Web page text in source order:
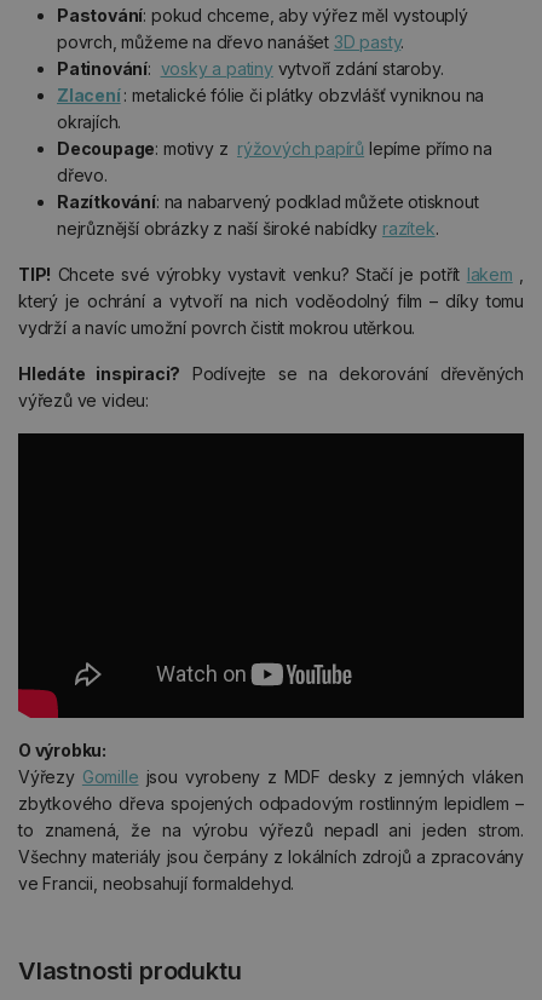
Pastování: pokud chceme, aby výřez měl vystouplý
povrch, můžeme na dřevo nanášet 3D pasty.
Patinování: vosky a patinyvytvoří zdání staroby.
Zlacení: metalické fólie či plátky obzvlášť vyniknou na
okrajích.
Decoupage: motivy z rýžových papírů lepíme přímo na
dřevo.
Razítkování: na nabarvený podklad můžete otisknout
nejrůznější obrázky z naší široké nabídky razítek.
TIP! Chcete své výrobky vystavit venku? Stačí je potřít lakem
který je ochrání a vytvoří na nich voděodolný film – díky tomu
vydrží a navíc umožní povrch čistit mokrou utěrkou.
Hledáte inspiraci? Podívejte se na dekorování dřevěných
výřezů ve videu:
O výrobku:
Výřezy Gomille jsou vyrobeny z MDF desky z jemných vláken
zbytkového dřeva spojených odpadovým rostlinným lepidlem –
to znamená, že na výrobu výřezů nepadl ani jeden strom.
Všechny materiály jsou čerpány z lokálních zdrojů a zpracovány
ve Francii, neobsahují formaldehyd.
Vlastnosti produktu